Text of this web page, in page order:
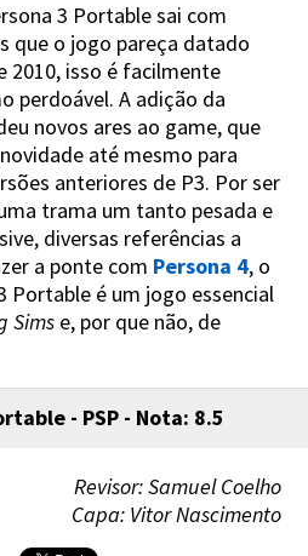
3 Portable sai com
que o jogo pareça datado
2010, isso é facilmente
perdoável. A adição da
novos ares ao game, que
até mesmo para
anteriores de P3. Por ser
trama um tanto pesada e
diversas referências a
a ponte com Persona 4, o
Portable é um jogo essencial
Sims e, por que não, de
- PSP - Nota: 8.5
Revisor: Samuel Coelho
Capa: Vitor Nascimento